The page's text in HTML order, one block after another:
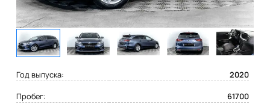
Год выпуска:
2020
Пробег:
61700